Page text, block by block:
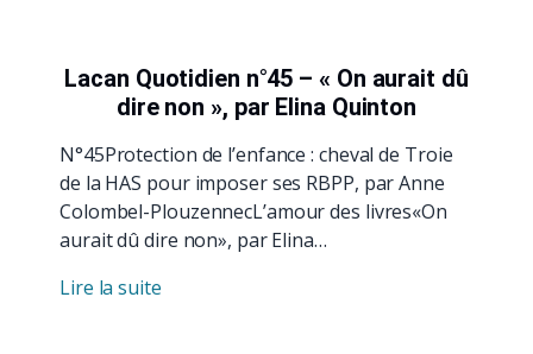
Lacan Quotidien n°45 – « On aurait dû
dire non », par Elina Quinton
N°45Protection de l’enfance : cheval de Troie
de la HAS pour imposer ses RBPP, par Anne
Colombel-PlouzennecL’amour des livres«On
aurait dû dire non», par Elina…
Lire la suite